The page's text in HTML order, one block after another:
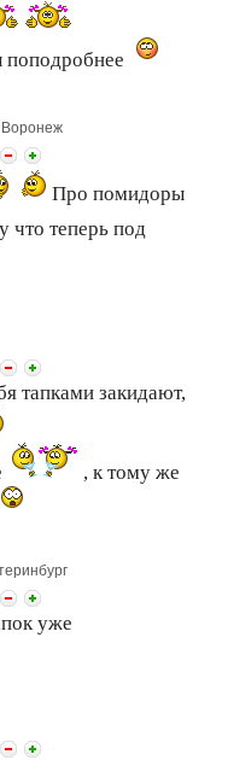
Воронеж
Про помидоры
что теперь под
тапками закидают,
, к тому же
уже